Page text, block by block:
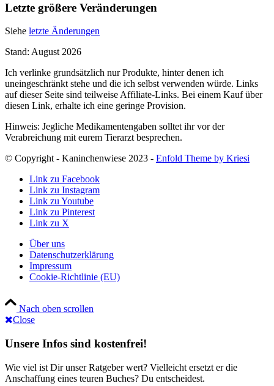
Letzte größere Veränderungen
Siehe letzte Änderungen
Stand: August 2026
Ich verlinke grundsätzlich nur Produkte, hinter denen ich
uneingeschränkt stehe und die ich selbst verwenden würde. Links
auf dieser Seite sind teilweise Affiliate-Links. Bei einem Kauf über
diesen Link, erhalte ich eine geringe Provision.
Hinweis: Jegliche Medikamentengaben solltet ihr vor der
Verabreichung mit eurem Tierarzt besprechen.
© Copyright - Kaninchenwiese 2023 - Enfold Theme by Kriesi
Link zu Facebook
Link zu Instagram
Link zu Youtube
Link zu Pinterest
Link zu X
Über uns
Datenschutzerklärung
Impressum
Cookie-Richtlinie (EU)
Nach oben scrollen
Close
Unsere Infos sind kostenfrei!
Wie viel ist Dir unser Ratgeber wert? Vielleicht ersetzt er die
Anschaffung eines teuren Buches? Du entscheidest.